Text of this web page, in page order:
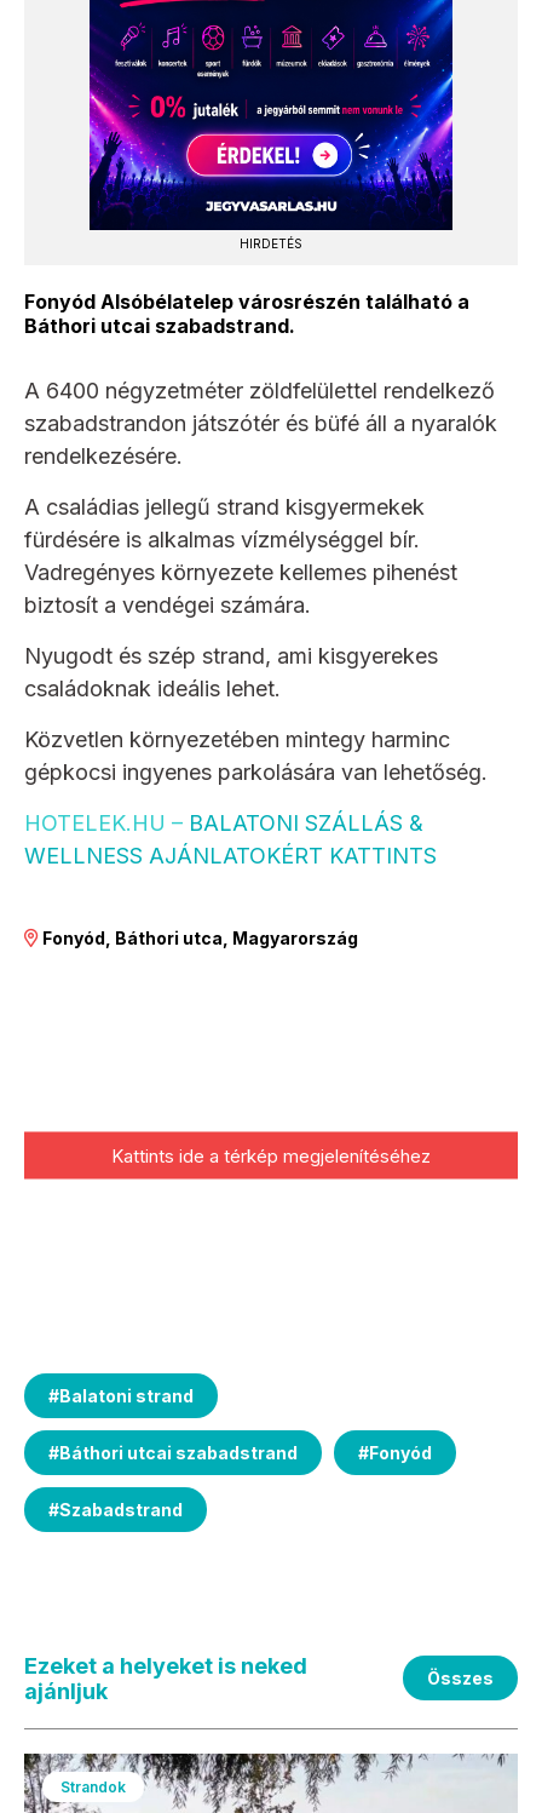
HIRDETÉS
Fonyód Alsóbélatelep városrészén található a
Báthori utcai szabadstrand.
A 6400 négyzetméter zöldfelülettel rendelkező
szabadstrandon játszótér és büfé áll a nyaralók
rendelkezésére.
A családias jellegű strand kisgyermekek
fürdésére is alkalmas vízmélységgel bír.
Vadregényes környezete kellemes pihenést
biztosít a vendégei számára.
Nyugodt és szép strand, ami kisgyerekes
családoknak ideális lehet.
Közvetlen környezetében mintegy harminc
gépkocsi ingyenes parkolására van lehetőség.
HOTELEK.HU – BALATONI SZÁLLÁS &
WELLNESS AJÁNLATOKÉRT KATTINTS
Fonyód, Báthori utca, Magyarország
Kattints ide a térkép megjelenítéséhez
#Balatoni strand
#Báthori utcai szabadstrand #Fonyód
#Szabadstrand
Ezeket a helyeket is neked
ajánljuk
Összes
Strandok